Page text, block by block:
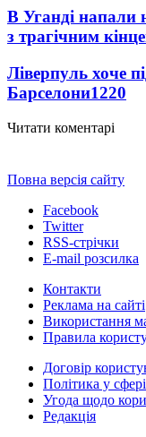
В Уганді напали
з трагічним
Ліверпуль хоче
Барселони1220
Читати коментарі
Повна версія сайту
Facebook
Twitter
RSS-стрічки
E-mail розсилка
Контакти
Реклама на сайті
Використання
Правила
Договір
Політика у
Угода щодо
Редакція